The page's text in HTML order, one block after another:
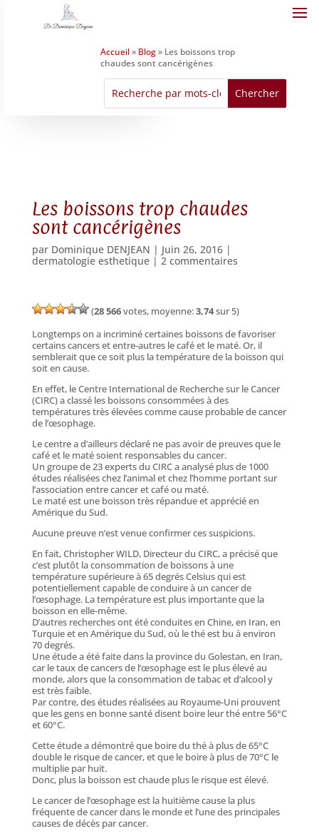
Accueil» Blog» Les boissons trop
chaudes sont cancérigènes
Les boissons trop chaudes
sont cancérigènes
par Dominique DENJEAN | Juin 26, 2016|
dermatologie esthetique| 2 commentaires
(28 566votes, moyenne:3,74sur 5)
Longtemps on a incriminé certaines boissons de favoriser
certains cancers et entre-autres le café et le maté. Or, il
semblerait que ce soit plus la température de la boisson qui
soit en cause.
En effet, le Centre International de Recherche sur le Cancer
(CIRC) a classé les boissons consommées à des
températures très élevées comme cause probable de cancer
de l’œsophage.
Le centre a d’ailleurs déclaré ne pas avoir de preuves que le
café et le maté soient responsables du cancer.
Un groupe de 23 experts du CIRC a analysé plus de 1000
études réalisées chez l’animal et chez l’homme portant sur
l’association entre cancer et café ou maté.
Le maté est une boisson très répandue et apprécié en
Amérique du Sud.
Aucune preuve n’est venue confirmer ces suspicions.
En fait, Christopher WILD, Directeur du CIRC, a précisé que
c’est plutôt la consommation de boissons à une
température supérieure à 65 degrés Celsius qui est
potentiellement capable de conduire à un cancer de
l’œsophage. La température est plus importante que la
boisson en elle-même.
D’autres recherches ont été conduites en Chine, en Iran, en
Turquie et en Amérique du Sud, où le thé est bu à environ
70 degrés.
Une étude a été faite dans la province du Golestan, en Iran,
car le taux de cancers de l’œsophage est le plus élevé au
monde, alors que la consommation de tabac et d’alcool y
est très faible.
Par contre, des études réalisées au Royaume-Uni prouvent
que les gens en bonne santé disent boire leur thé entre 56°C
et 60°C.
Cette étude a démontré que boire du thé à plus de 65°C
double le risque de cancer, et que le boire à plus de 70°C le
multiplie par huit.
Donc, plus la boisson est chaude plus le risque est élevé.
Le cancer de l’œsophage est la huitième cause la plus
fréquente de cancer dans le monde et l’une des principales
causes de décès par cancer.